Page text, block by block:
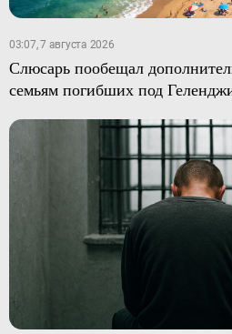
03:07, 7 августа 2026
Слюсарь пообещал
семьям погибших под